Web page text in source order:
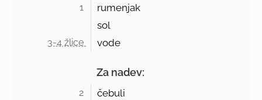
1
rumenjak
sol
3-4 žlice vode
Za nadev:
2 čebuli